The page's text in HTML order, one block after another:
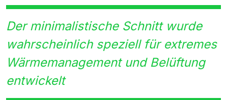
Der minimalistische Schnitt wurde
wahrscheinlich speziell für extremes
Wärmemanagement und Belüftung
entwickelt